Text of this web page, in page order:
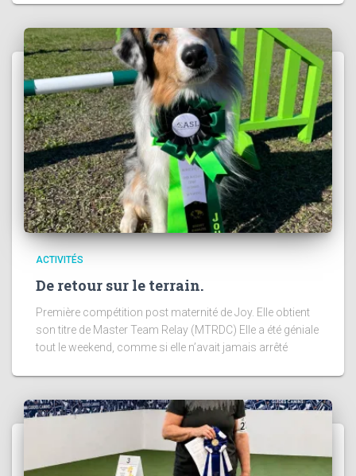
ACTIVITÉS
De retour sur le terrain.
Première compétition post maternité de Joy. Elle obtient
son titre de Master Team Relay (MTRDC) Elle a été géniale
tout le weekend, comme si elle n’avait jamais arrêté